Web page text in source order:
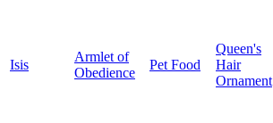
Isis
Armlet of
Obedience
Pet Food
Queen's
Hair
Ornament